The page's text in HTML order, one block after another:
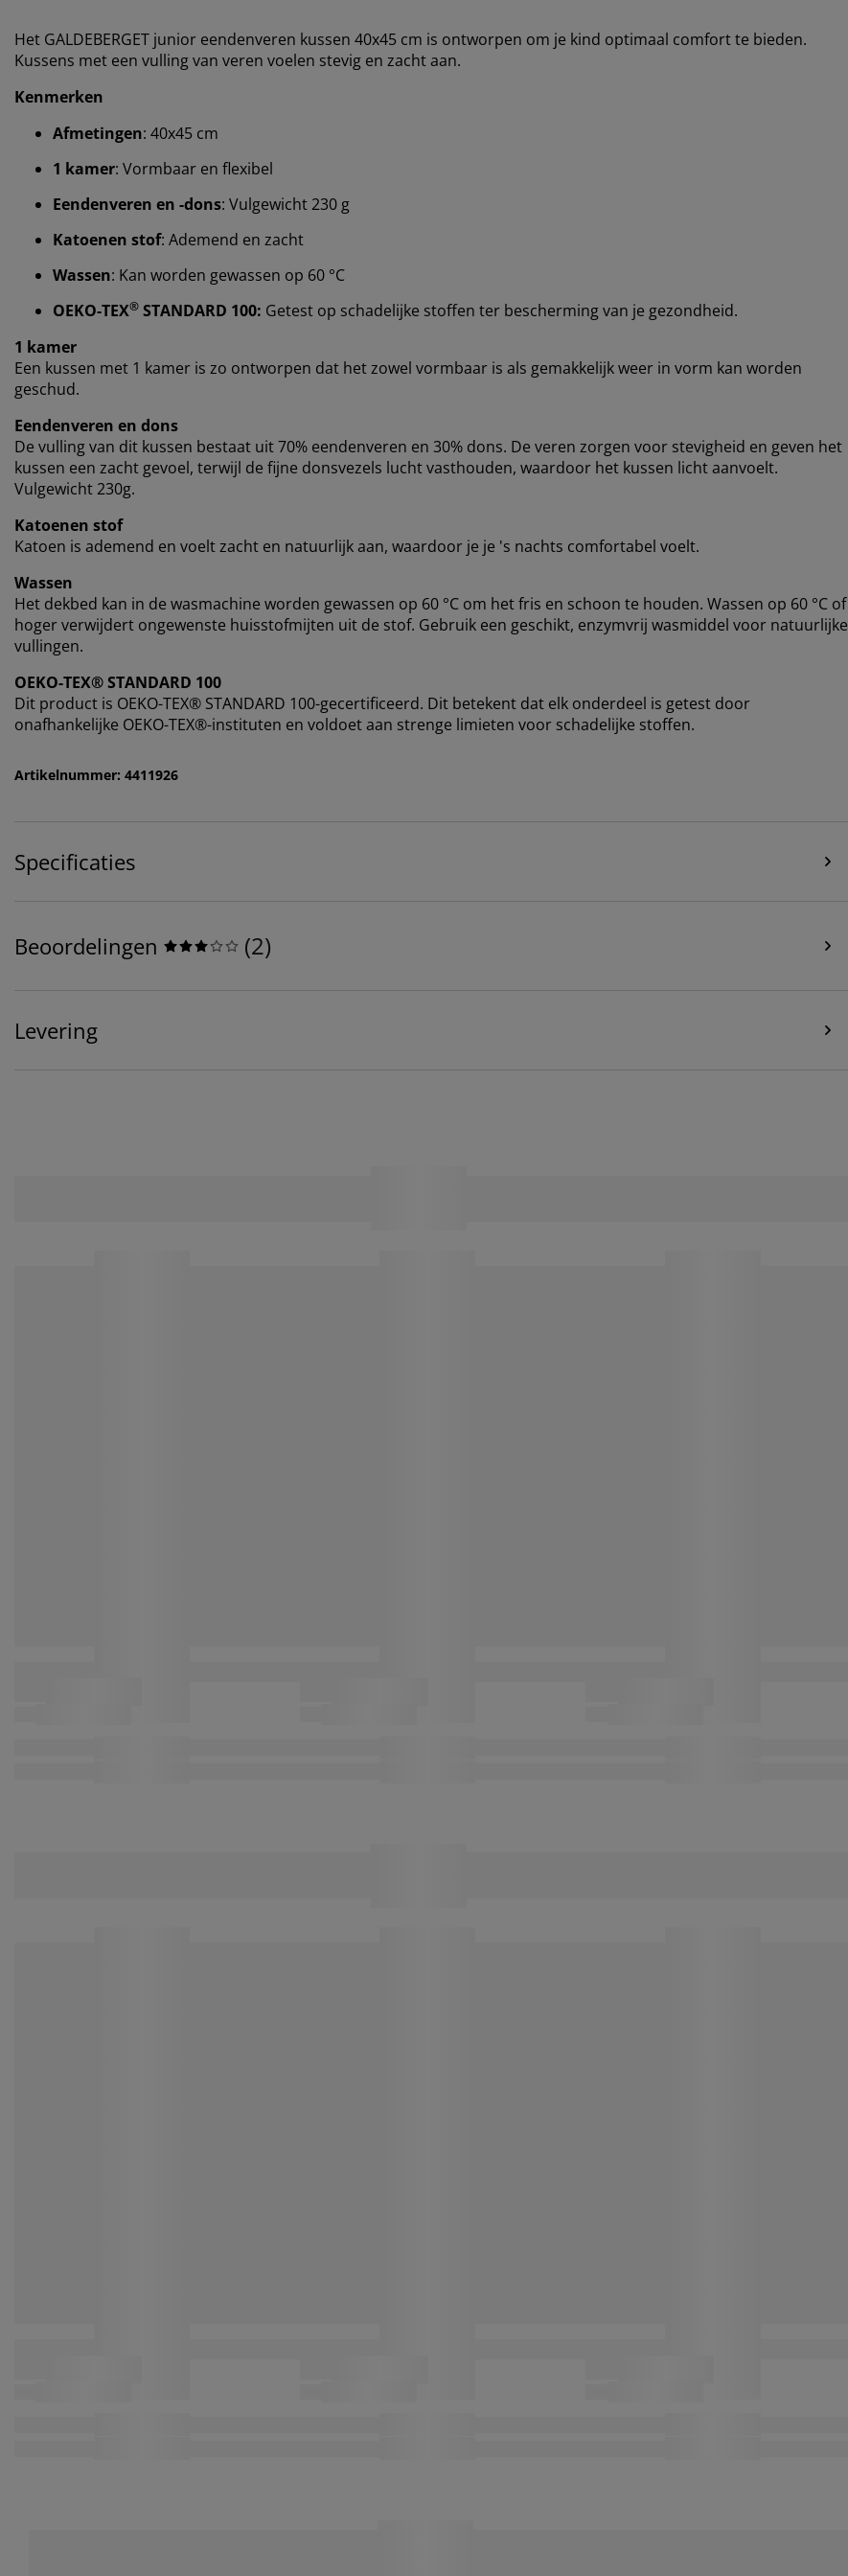
Het GALDEBERGET junior eendenveren kussen 40x45 cm is ontworpen om je kind optimaal comfort te bieden.
Kussens met een vulling van veren voelen stevig en zacht aan.
Kenmerken
Afmetingen: 40x45 cm
1 kamer: Vormbaar en flexibel
Eendenveren en -dons: Vulgewicht 230 g
Katoenen stof: Ademend en zacht
Wassen: Kan worden gewassen op 60 °C
OEKO-TEX® STANDARD 100: Getest op schadelijke stoffen ter bescherming van je gezondheid.
1 kamer
Een kussen met 1 kamer is zo ontworpen dat het zowel vormbaar is als gemakkelijk weer in vorm kan worden
geschud.
Eendenveren en dons
De vulling van dit kussen bestaat uit 70% eendenveren en 30% dons. De veren zorgen voor stevigheid en geven het
kussen een zacht gevoel, terwijl de fijne donsvezels lucht vasthouden, waardoor het kussen licht aanvoelt.
Vulgewicht 230g.
Katoenen stof
Katoen is ademend en voelt zacht en natuurlijk aan, waardoor je je 's nachts comfortabel voelt.
Wassen
Het dekbed kan in de wasmachine worden gewassen op 60 °C om het fris en schoon te houden. Wassen op 60 °C of
hoger verwijdert ongewenste huisstofmijten uit de stof. Gebruik een geschikt, enzymvrij wasmiddel voor natuurlijke
vullingen.
OEKO-TEX® STANDARD 100
Dit product is OEKO-TEX® STANDARD 100-gecertificeerd. Dit betekent dat elk onderdeel is getest door
onafhankelijke OEKO-TEX®-instituten en voldoet aan strenge limieten voor schadelijke stoffen.
Artikelnummer: 4411926
Specificaties
Beoordelingen (2)
Levering